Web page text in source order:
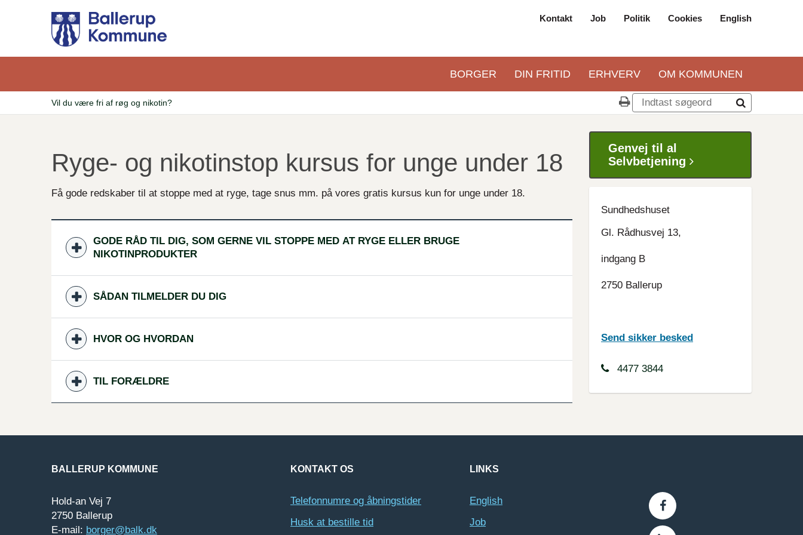
hovedindhold
navigation
Kontakt Job Politik Cookies English
Primær
BORGER DIN FRITID ERHVERV OM KOMMUNEN
Vil du være fri af røg og nikotin?
Ryge- og nikotinstop kursus for unge under 18
Få gode redskaber til at stoppe med at ryge, tage snus mm. på vores gratis kursus kun for unge under 18.
GODE RÅD TIL DIG, SOM GERNE VIL STOPPE MED AT RYGE ELLER BRUGE
NIKOTINPRODUKTER
SÅDAN TILMELDER DU DIG
HVOR OG HVORDAN
TIL FORÆLDRE
Genvej til al
Selvbetjening
Sundhedshuset
Gl. Rådhusvej 13,
indgang B
2750 Ballerup
Send sikker besked
4477 3844
BALLERUP KOMMUNE
Hold-an Vej 7
2750 Ballerup
E-mail: borger@balk.dk
KONTAKT OS
Telefonnumre og åbningstider
Husk at bestille tid
LINKS
English
Job